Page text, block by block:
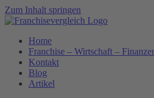
Zum Inhalt springen
Home
Franchise – Wirtschaft –
Kontakt
Blog
Artikel